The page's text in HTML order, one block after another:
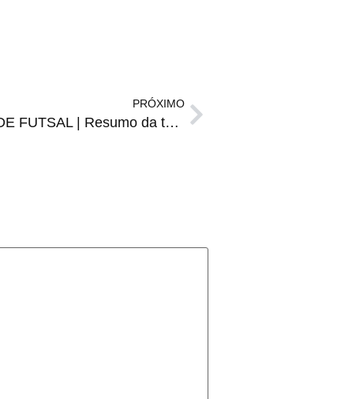
PRÓXIMO
SUPER COPA GRAMADO DE FUTSAL | Resumo da terceira rodada